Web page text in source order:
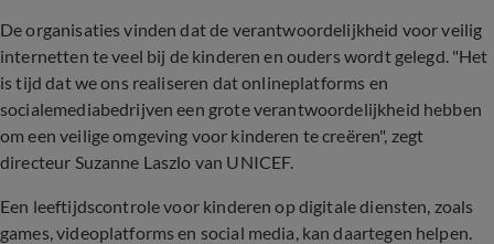
De organisaties vinden dat de verantwoordelijkheid voor veilig
internetten te veel bij de kinderen en ouders wordt gelegd. "Het
is tijd dat we ons realiseren dat onlineplatforms en
socialemediabedrijven een grote verantwoordelijkheid hebben
om een veilige omgeving voor kinderen te creëren", zegt
directeur Suzanne Laszlo van UNICEF.
Een leeftijdscontrole voor kinderen op digitale diensten, zoals
games, videoplatforms en social media, kan daartegen helpen.